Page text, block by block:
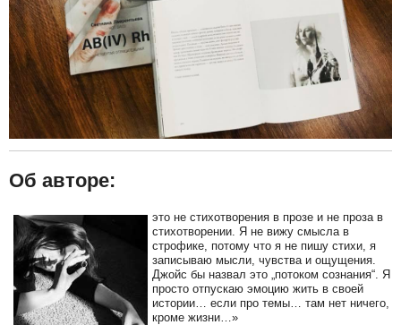
Об авторе:
это не стихотворения в прозе и не проза в
стихотворении. Я не вижу смысла в
строфике, потому что я не пишу стихи, я
записываю мысли, чувства и ощущения.
Джойс бы назвал это „потоком сознания“. Я
просто отпускаю эмоцию жить в своей
истории… если про темы… там нет ничего,
кроме жизни…»